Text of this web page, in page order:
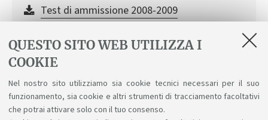
QUESTO SITO WEB UTILIZZA I
COOKIE
Nel nostro sito utilizziamo sia cookie tecnici necessari per il suo
funzionamento, sia cookie e altri strumenti di tracciamento facoltativi
che potrai attivare solo con il tuo consenso.
Test di ammissione 2008-2009
[ .pdf 95Kb ]
Test di ammissione 2007-2008
[ .pdf 61Kb ]
Test di ammissione 2006-2007
[ .pdf 87Kb ]